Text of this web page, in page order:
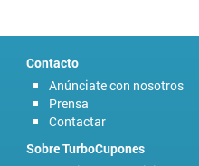
Contacto
Anúnciate con nosotros
Prensa
Contactar
Sobre TurboCupones